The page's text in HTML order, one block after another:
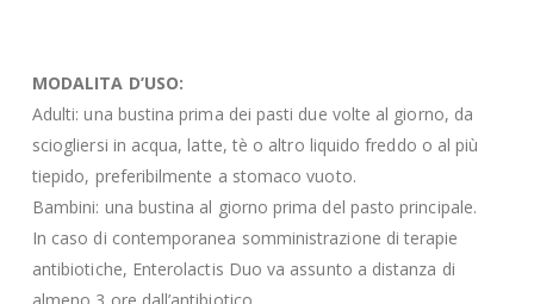
MODALITA D’USO:
Adulti: una bustina prima dei pasti due volte al giorno, da
sciogliersi in acqua, latte, tè o altro liquido freddo o al più
tiepido, preferibilmente a stomaco vuoto.
Bambini: una bustina al giorno prima del pasto principale.
In caso di contemporanea somministrazione di terapie
antibiotiche, Enterolactis Duo va assunto a distanza di
almeno 3 ore dall’antibiotico.